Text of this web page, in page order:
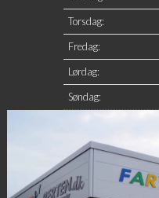
Torsdag:
Fredag:
Lørdag:
Søndag: